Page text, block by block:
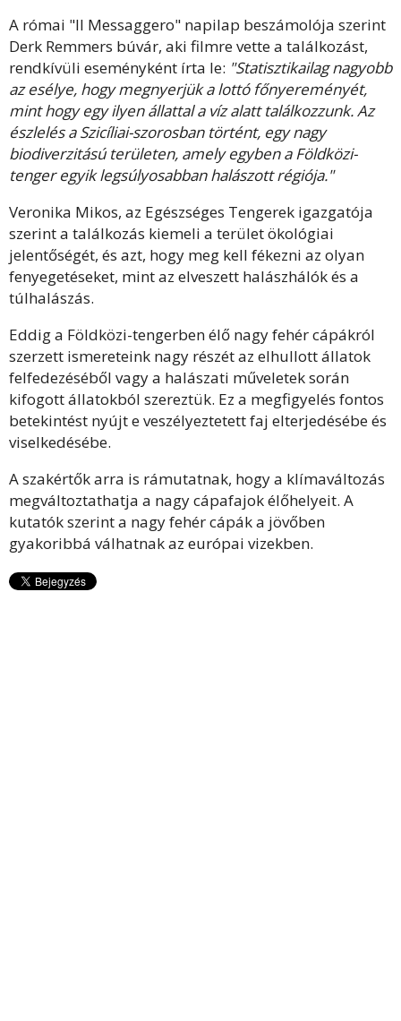
A római "Il Messaggero" napilap beszámolója szerint
Derk Remmers búvár, aki filmre vette a találkozást,
rendkívüli eseményként írta le: "Statisztikailag nagyobb
az esélye, hogy megnyerjük a lottó főnyereményét,
mint hogy egy ilyen állattal a víz alatt találkozzunk. Az
észlelés a Szicíliai-szorosban történt, egy nagy
biodiverzitású területen, amely egyben a Földközi-
tenger egyik legsúlyosabban halászott régiója."
Veronika Mikos, az Egészséges Tengerek igazgatója
szerint a találkozás kiemeli a terület ökológiai
jelentőségét, és azt, hogy meg kell fékezni az olyan
fenyegetéseket, mint az elveszett halászhálók és a
túlhalászás.
Eddig a Földközi-tengerben élő nagy fehér cápákról
szerzett ismereteink nagy részét az elhullott állatok
felfedezéséből vagy a halászati műveletek során
kifogott állatokból szereztük. Ez a megfigyelés fontos
betekintést nyújt e veszélyeztetett faj elterjedésébe és
viselkedésébe.
A szakértők arra is rámutatnak, hogy a klímaváltozás
megváltoztathatja a nagy cápafajok élőhelyeit. A
kutatók szerint a nagy fehér cápák a jövőben
gyakoribbá válhatnak az európai vizekben.